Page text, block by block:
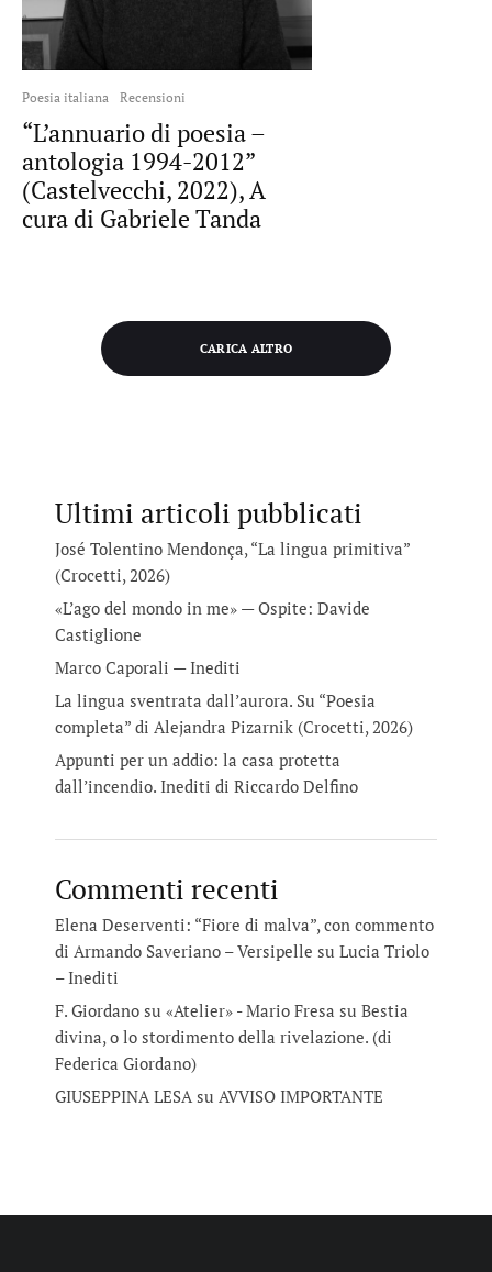
Poesia italiana Recensioni
“L’annuario di poesia –
antologia 1994-2012”
(Castelvecchi, 2022), A
cura di Gabriele Tanda
CARICA ALTRO
Ultimi articoli pubblicati
José Tolentino Mendonça, “La lingua primitiva”
(Crocetti, 2026)
«L’ago del mondo in me» — Ospite: Davide
Castiglione
Marco Caporali — Inediti
La lingua sventrata dall’aurora. Su “Poesia
completa” di Alejandra Pizarnik (Crocetti, 2026)
Appunti per un addio: la casa protetta
dall’incendio. Inediti di Riccardo Delfino
Commenti recenti
Elena Deserventi: “Fiore di malva”, con commento
di Armando Saveriano – Versipelle su Lucia Triolo
– Inediti
F. Giordano su «Atelier» - Mario Fresa su Bestia
divina, o lo stordimento della rivelazione. (di
Federica Giordano)
GIUSEPPINA LESAsu AVVISO IMPORTANTE